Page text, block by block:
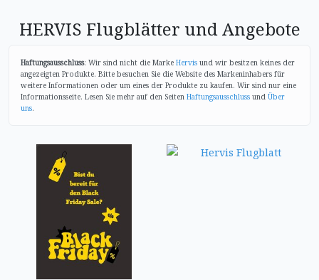
HERVIS Flugblätter und Angebote
Haftungsausschluss: Wir sind nicht die Marke Hervis und wir besitzen keines der
angezeigten Produkte. Bitte besuchen Sie die Website des Markeninhabers für
weitere Informationen oder um eines der Produkte zu kaufen. Wir sind nur eine
Informationsseite. Lesen Sie mehr auf den Seiten Haftungsausschluss und Über
uns.